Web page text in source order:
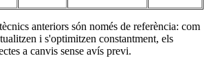
anteriors són només de referència: com
i s'optimitzen constantment, els
a canvis sense avís previ.